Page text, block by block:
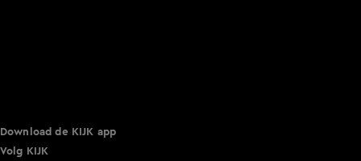
Download de KIJK app
Volg KIJK